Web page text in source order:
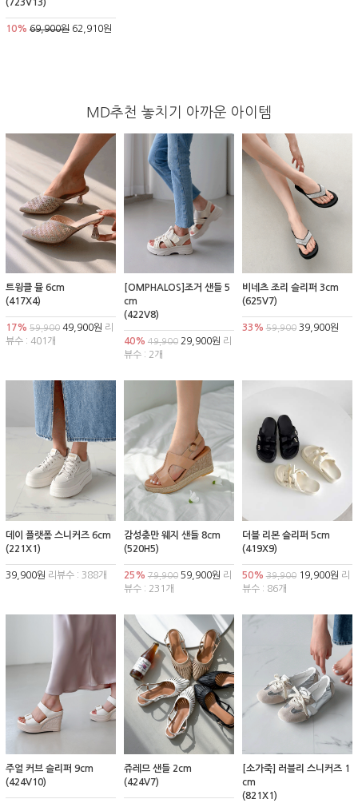
(723V13)
10% 69,900원 62,910원
MD추천 놓치기 아까운 아이템
트윙클 뮬 6cm
(417X4)
17% 59,900 49,900원 리
뷰수 : 401개
[OMPHALOS]조거 샌들 5
cm
(422V8)
40% 49,90029,900원 리
뷰수 : 2개
비네츠 조리 슬리퍼 3cm
(625V7)
33% 59,90039,900원
데이 플랫폼 스니커즈 6cm
(221X1)
39,900원 리뷰수 : 388개
감성충만 웨지 샌들 8cm
(520H5)
25% 79,90059,900원 리
뷰수 : 231개
더블 리본 슬리퍼 5cm
(419X9)
50% 39,90019,900원 리
뷰수 : 86개
주얼 커브 슬리퍼 9cm
(424V10)
쥬레므 샌들 2cm
(424V7)
[소가죽] 러블리 스니커즈 1
cm
(821X1)